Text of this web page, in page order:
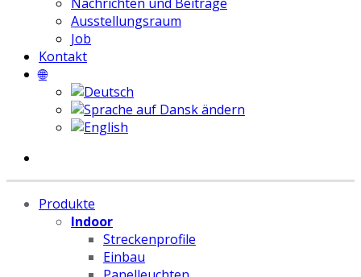
Ausstellungsraum
Job
Kontakt
🌐
Produkte
Indoor
Streckenprofile
Einbau